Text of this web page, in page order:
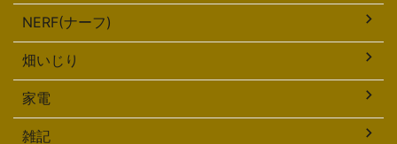
NERF(ナーフ)
畑いじり
家電
雑記